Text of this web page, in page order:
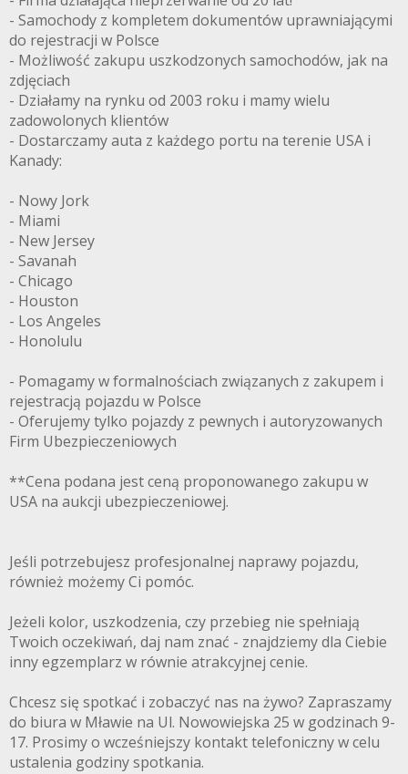
- Samochody z kompletem dokumentów uprawniającymi
do rejestracji w Polsce
- Możliwość zakupu uszkodzonych samochodów, jak na
zdjęciach
- Działamy na rynku od 2003 roku i mamy wielu
zadowolonych klientów
- Dostarczamy auta z każdego portu na terenie USA i
Kanady:
- Nowy Jork
- Miami
- New Jersey
- Savanah
- Chicago
- Houston
- Los Angeles
- Honolulu
- Pomagamy w formalnościach związanych z zakupem i
rejestracją pojazdu w Polsce
- Oferujemy tylko pojazdy z pewnych i autoryzowanych
Firm Ubezpieczeniowych
**Cena podana jest ceną proponowanego zakupu w
USA na aukcji ubezpieczeniowej.
Jeśli potrzebujesz profesjonalnej naprawy pojazdu,
również możemy Ci pomóc.
Jeżeli kolor, uszkodzenia, czy przebieg nie spełniają
Twoich oczekiwań, daj nam znać - znajdziemy dla Ciebie
inny egzemplarz w równie atrakcyjnej cenie.
Chcesz się spotkać i zobaczyć nas na żywo? Zapraszamy
do biura w Mławie na Ul. Nowowiejska 25 w godzinach 9-
17. Prosimy o wcześniejszy kontakt telefoniczny w celu
ustalenia godziny spotkania.